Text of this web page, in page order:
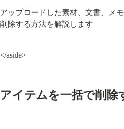
アップロードした素材、文書、メ
削除する方法を解説します
</aside>
アイテムを一括で削除